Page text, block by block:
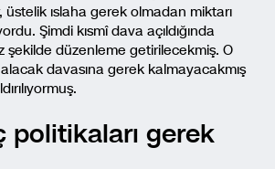
üstelik ıslaha gerek olmadan miktarı
Şimdi kısmî dava açıldığında
şekilde düzenleme getirilecekmiş. O
davasına gerek kalmayacakmış
politikaları gerek